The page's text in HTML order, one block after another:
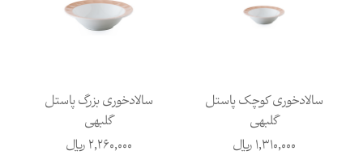
سالادخوری کوچک پاستل
گلبهی
1,310,000ریال
سالادخوری بزرگ پاستل
گلبهی
2,260,000ریال